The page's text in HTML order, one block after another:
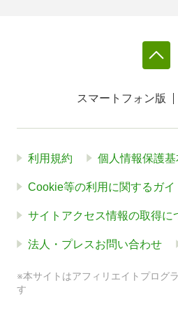
スマートフォン版
利用規約 個人情報保護
Cookie等の利用に関するガイ
サイトアクセス情報の取得に
法人・プレスお問い合わせ
※本サイトはアフィリエイトプログ
す